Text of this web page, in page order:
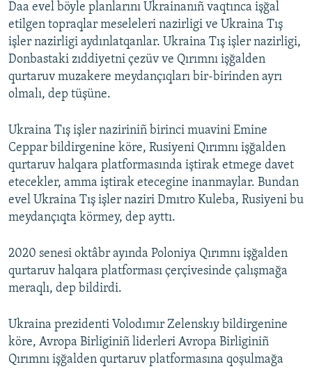
Daa evel böyle planlarını Ukrainanıñ vaqtınca işğal
etilgen topraqlar meseleleri nazirligi ve Ukraina Tış
işler nazirligi aydınlatqanlar. Ukraina Tış işler nazirligi,
Donbastaki zıddiyetni çezüv ve Qırımnı işğalden
qurtaruv muzakere meydançıqları bir-birinden ayrı
olmalı, dep tüşüne.
Ukraina Tış işler naziriniñ birinci muavini Emine
Ceppar bildirgenine köre, Rusiyeni Qırımnı işğalden
qurtaruv halqara platformasında iştirak etmege davet
etecekler, amma iştirak etecegine inanmaylar. Bundan
evel Ukraina Tış işler naziri Dmıtro Kuleba, Rusiyeni bu
meydançıqta körmey, dep ayttı.
2020 senesi oktâbr ayında Poloniya Qırımnı işğalden
qurtaruv halqara platforması çerçivesinde çalışmağa
meraqlı, dep bildirdi.
Ukraina prezidenti Volodımır Zelenskıy bildirgenine
köre, Avropa Birliginiñ liderleri Avropa Birliginiñ
Qırımnı işğalden qurtaruv platformasına qoşulmağa